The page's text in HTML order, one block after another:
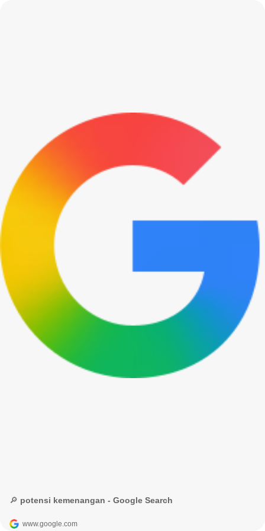
🔎 potensi kemenangan - Google Search
www.google.com